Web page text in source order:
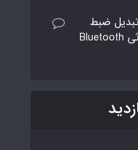
ضبط
صوت قدیمی به مدل بلوتوثی Bluetooth